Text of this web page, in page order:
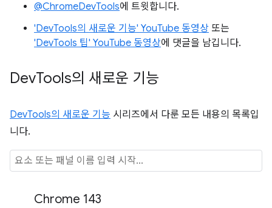
@ChromeDevTools에 트윗합니다.
'DevTools의 새로운 기능' YouTube 동영상 또는
'DevTools 팁' YouTube 동영상에 댓글을 남깁니다.
DevTools의 새로운 기능
DevTools의 새로운 기능 시리즈에서 다룬 모든 내용의 목록입
니다.
Chrome 143